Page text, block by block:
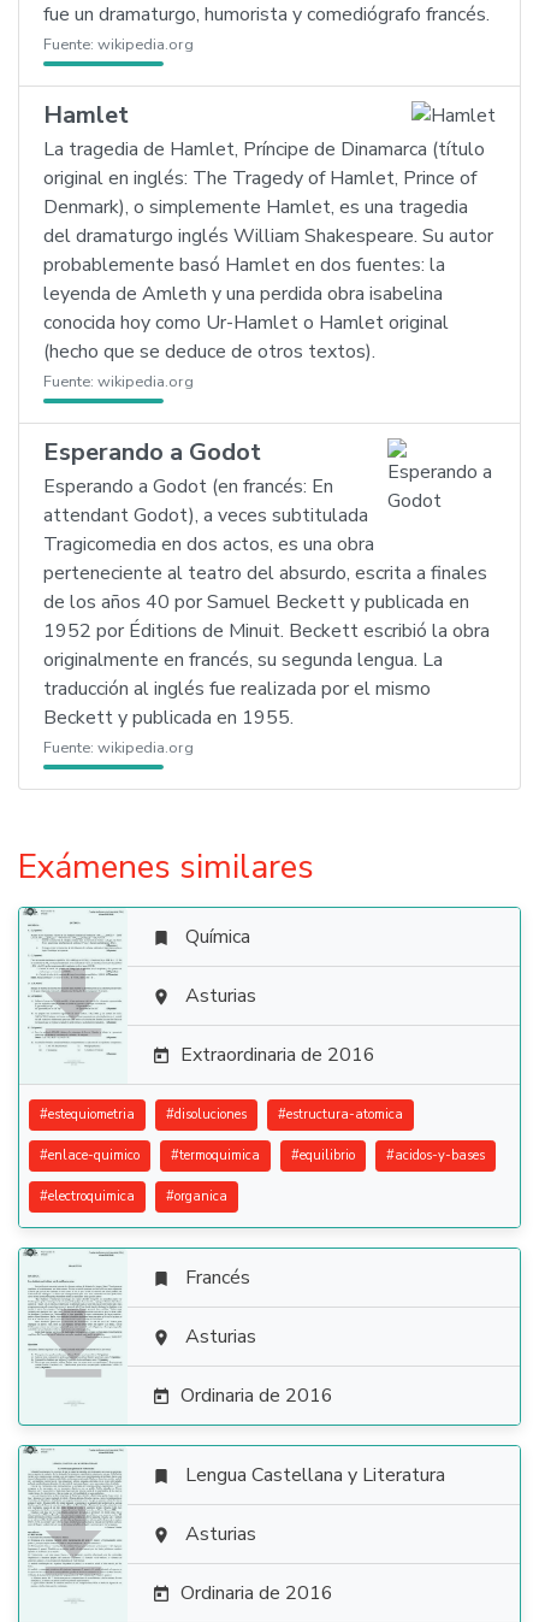
fue un dramaturgo, humorista y comediógrafo francés.
Fuente: wikipedia.org
Hamlet
La tragedia de Hamlet, Príncipe de Dinamarca (título
original en inglés: The Tragedy of Hamlet, Prince of
Denmark), o simplemente Hamlet, es una tragedia
del dramaturgo inglés William Shakespeare. Su autor
probablemente basó Hamlet en dos fuentes: la
leyenda de Amleth y una perdida obra isabelina
conocida hoy como Ur-Hamlet o Hamlet original
(hecho que se deduce de otros textos).
Fuente: wikipedia.org
Esperando a Godot
Esperando a Godot (en francés: En
attendant Godot), a veces subtitulada
Tragicomedia en dos actos, es una obra
perteneciente al teatro del absurdo, escrita a finales
de los años 40 por Samuel Beckett y publicada en
1952 por Éditions de Minuit. Beckett escribió la obra
originalmente en francés, su segunda lengua. La
traducción al inglés fue realizada por el mismo
Beckett y publicada en 1955.
Fuente: wikipedia.org
Exámenes similares

 Química
 Asturias
 Extraordinaria de 2016
#estequiometria #disoluciones #estructura-atomica
#enlace-quimico #termoquimica #equilibrio #acidos-y-bases
#electroquimica #organica

 Francés
 Asturias
 Ordinaria de 2016

 Lengua Castellana y Literatura
 Asturias
 Ordinaria de 2016